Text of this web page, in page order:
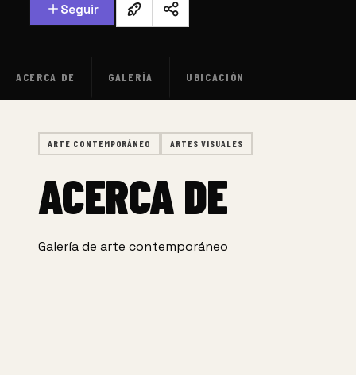
Seguir
ACERCA DE GALERÍA UBICACIÓN
ARTE CONTEMPORÁNEO ARTES VISUALES
ACERCA DE
Galería de arte contemporáneo